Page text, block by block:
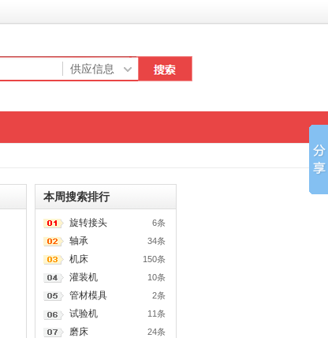
本周搜索排行
6条
旋转接头
34条
轴承
150条
机床
10条
灌装机
2条
管材模具
11条
试验机
24条
磨床